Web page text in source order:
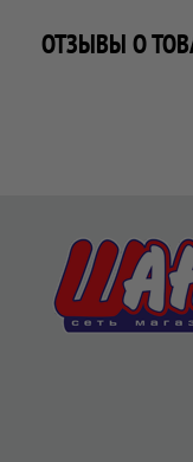
ОТЗЫВЫ О